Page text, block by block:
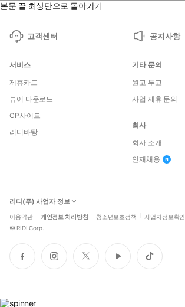
본문 끝 최상단으로 돌아가기
고객센터 공지사항
서비스
제휴카드
뷰어 다운로드
CP사이트
리디바탕
기타 문의
원고 투고
사업 제휴 문의
회사
회사 소개
인재채용
리디(주) 사업자 정보
이용약관 개인정보 처리방침 청소년보호정책 사업자정보확인
© RIDI Corp.
페
이
인
스
트
위
유
튜
틱
톡